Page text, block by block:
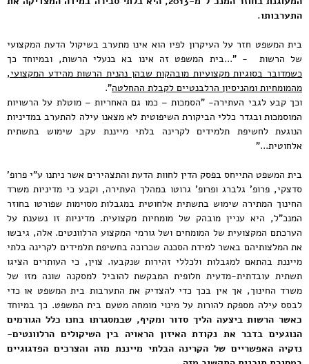
התערבותו.
בית המשפט חזר על העיקרון לפיו הוא אינו מתערב בשיקול הדעת המקצועי
של הרשות - "...בית המשפט זה אינו בא בנעלי הרשות, ובמיוחד כך
כשמדובר בסוגיות מקצועיות מובהקות שבהן נהנית הרשות מהידע המקצועי,
מהמומחיות ומהניסיון הרלבנטיים לקבלת ההחלטה".
וכך קבע לגבי העתירה- "הסמכות – כמו גם האחריות – מוטלת על הרשויות
המוסמכות ובגדר כללי הביקורת השיפוטית לא מצאנו עילה להתערב במדיניות
הנוגעת לחשיפת תלמידים לקרינה בלתי מייננת עקב שימוש בתשתית
אלחוטית..."
בית המשפט התייחס בפסק הדין לחוות הדעת והתצהירים אשר ניתנו ע"י פרופ'
סדצקי, פרופ' גלברג ופרופ' גרוטו במהלך העתירה, וקבע כי מדיניות משרד
החינוך המתירה שימוש בתשתית אלחוטית במגבלות מסוימות שפורטו בחוזר
המנכ"ל, היא עניין מובהק של מומחיות מקצועית. מדיניות זו נשענת על
הערכתם המקצועית של המומחים ושל גורמי המקצוע הרלוונטים. אלה, גיבשו
את המלצותיהם באשר למידת הסכנה שכרוכה בחשיפת תלמידים לקרינה בלתי
מייננת בהתאם למגבלות ולכללי זהירות שנקבעו. צוין, כי העותרים הציגו
תשתית עובדתית-מדעית חלופית המבקשת להוביל למסקנה שונה מזו של
משרד החינוך, אך אין בכך כדי להצדיק את התערבות בית המשפט או כדי
לבסס עילה מספקת להורות על מינוי מומחה מטעם בית המשפט. כך במיוחד
כאשר הרשות ביצעה הליך סדור ומקיף, שבמסגרתו בחנו כלל הגורמים
הנוגעים בדבר את נקודת האיזון הראויה בין השיקולים הרלוונטים-
נזקיה האפשריים של הקרינה הבלתי מייננת מזה והצרכים הפדגוגיים